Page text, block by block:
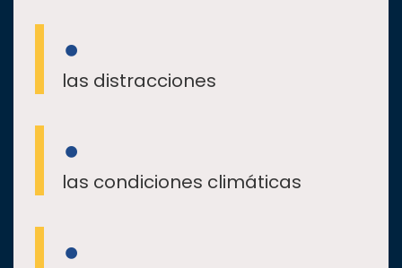
las distracciones
las condiciones climáticas